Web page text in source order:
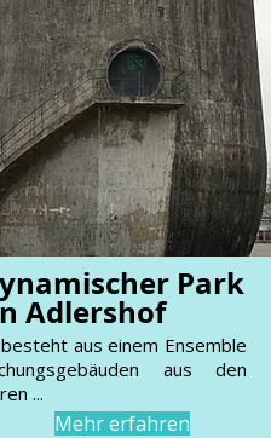
Park
Adlershof
aus einem Ensemble
aus den
...
Mehr erfahren